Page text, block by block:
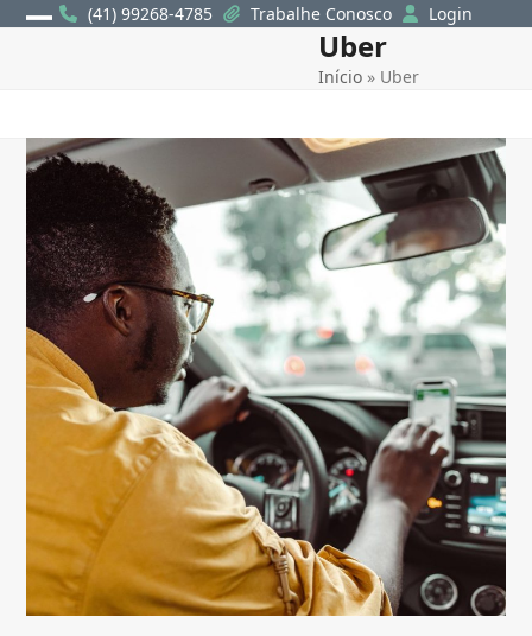
Skip
(41) 99268-4785 Trabalhe Conosco Login
Uber
Início » Uber